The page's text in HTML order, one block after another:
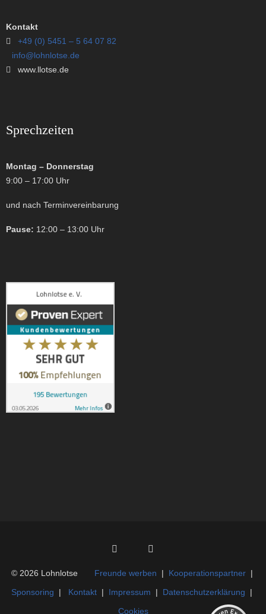
Kontakt
+49 (0) 5451 – 5 64 07 82
info@lohnlotse.de
www.llotse.de
Sprechzeiten
Montag – Donnerstag
9:00 – 17:00 Uhr
und nach Terminvereinbarung
Pause: 12:00 – 13:00 Uhr
© 2026 Lohnlotse Freunde werben | Kooperationspartner|
Sponsoring | Kontakt | Impressum | Datenschutzerklärung |
Cookies
100%
ProvenExpert.com
SEHR GUT
4,92 / 5,00